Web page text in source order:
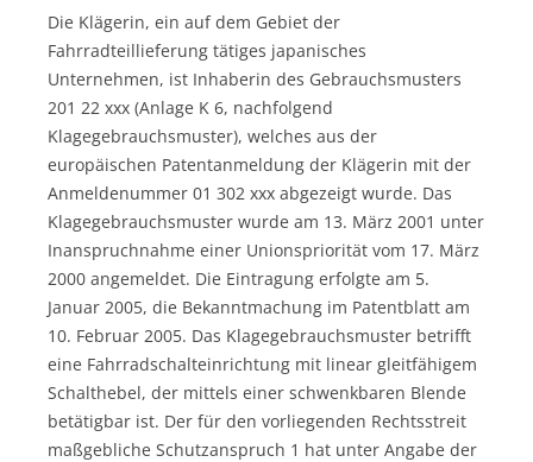
Die Klägerin, ein auf dem Gebiet der
Fahrradteillieferung tätiges japanisches
Unternehmen, ist Inhaberin des Gebrauchsmusters
201 22 xxx (Anlage K 6, nachfolgend
Klagegebrauchsmuster), welches aus der
europäischen Patentanmeldung der Klägerin mit der
Anmeldenummer 01 302 xxx abgezeigt wurde. Das
Klagegebrauchsmuster wurde am 13. März 2001 unter
Inanspruchnahme einer Unionspriorität vom 17. März
2000 angemeldet. Die Eintragung erfolgte am 5.
Januar 2005, die Bekanntmachung im Patentblatt am
10. Februar 2005. Das Klagegebrauchsmuster betrifft
eine Fahrradschalteinrichtung mit linear gleitfähigem
Schalthebel, der mittels einer schwenkbaren Blende
betätigbar ist. Der für den vorliegenden Rechtsstreit
maßgebliche Schutzanspruch 1 hat unter Angabe der